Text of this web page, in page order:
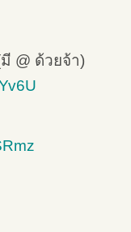
@ ด้วยจ้า)